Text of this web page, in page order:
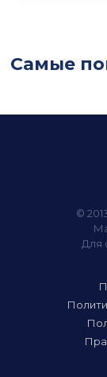
Самые
©
Для